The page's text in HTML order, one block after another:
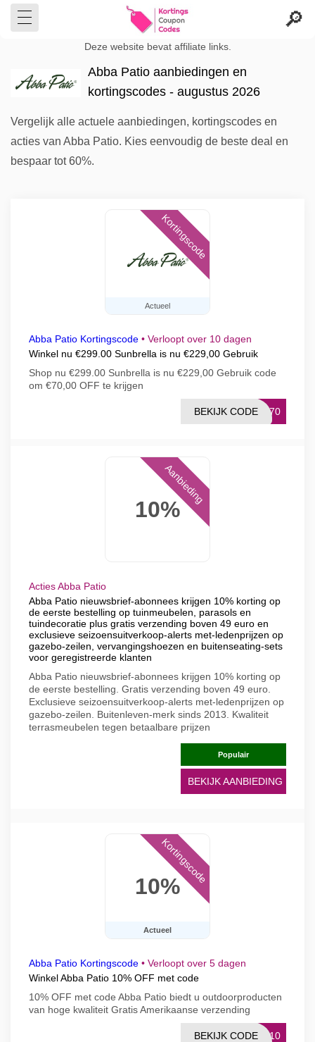
Deze website bevat affiliate links.
Abba Patio aanbiedingen en
kortingscodes - augustus 2026
Vergelijk alle actuele aanbiedingen, kortingscodes en
acties van Abba Patio. Kies eenvoudig de beste deal en
bespaar tot 60%.
Actueel
Kortingscode
Abba Patio Kortingscode • Verloopt over 10 dagen
Winkel nu €299.00 Sunbrella is nu €229,00 Gebruik
Shop nu €299.00 Sunbrella is nu €229,00 Gebruik code
om €70,00 OFF te krijgen
AF70
BEKIJK CODE
10%
Aanbieding
Acties Abba Patio
Abba Patio nieuwsbrief-abonnees krijgen 10% korting op
de eerste bestelling op tuinmeubelen, parasols en
tuindecoratie plus gratis verzending boven 49 euro en
exclusieve seizoensuitverkoop-alerts met-ledenprijzen op
gazebo-zeilen, vervangingshoezen en buitenseating-sets
voor geregistreerde klanten
Abba Patio nieuwsbrief-abonnees krijgen 10% korting op
de eerste bestelling. Gratis verzending boven 49 euro.
Exclusieve seizoensuitverkoop-alerts met-ledenprijzen op
gazebo-zeilen. Buitenleven-merk sinds 2013. Kwaliteit
terrasmeubelen tegen betaalbare prijzen
Populair
BEKIJK AANBIEDING
10%
Actueel
Kortingscode
Abba Patio Kortingscode • Verloopt over 5 dagen
Winkel Abba Patio 10% OFF met code
10% OFF met code Abba Patio biedt u outdoorproducten
van hoge kwaliteit Gratis Amerikaanse verzending
CJ10
BEKIJK CODE